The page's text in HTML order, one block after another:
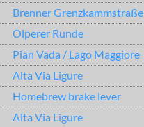
Brenner Grenzkammstraße
Olperer Runde
Pian Vada / Lago Maggiore
Alta Via Ligure
Homebrew brake lever
Alta Via Ligure